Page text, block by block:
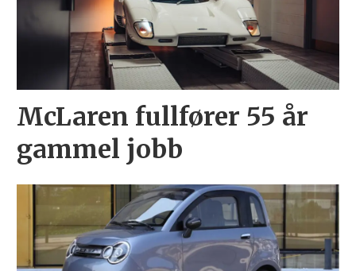
McLaren fullfører 55 år
gammel jobb